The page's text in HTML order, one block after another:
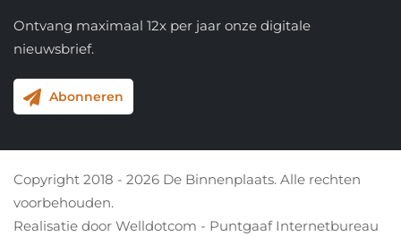
Ontvang maximaal 12x per jaar onze digitale
nieuwsbrief.
Abonneren
Copyright 2018 - 2026 De Binnenplaats. Alle rechten
voorbehouden.
Realisatie door Welldotcom - Puntgaaf Internetbureau